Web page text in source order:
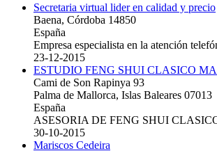
Secretaria virtual lider en calidad y precio
Baena, Córdoba 14850
España
Empresa especialista en la atención
23-12-2015
ESTUDIO FENG SHUI CLASICO
Cami de Son Rapinya 93
Palma de Mallorca, Islas Baleares 07013
España
ASESORIA DE FENG SHUI
30-10-2015
Mariscos Cedeira